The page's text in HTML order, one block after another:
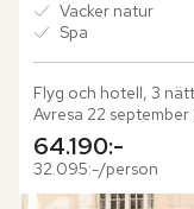
Vacker natur
Spa
Flyg och hotell, 3
Avresa 22
64.190:-
32.095:-/person